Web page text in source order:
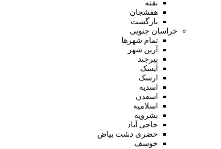
نقنه
هفشجان
بازگشت
خراسان جنوبی
تمام شهر‌ها
آرین شهر
بیرجند
آیسک
ارسک
اسدیه
اسفدن
اسلامیه
بشرویه
حاجی آباد
خضری دشت بیاض
خوسف